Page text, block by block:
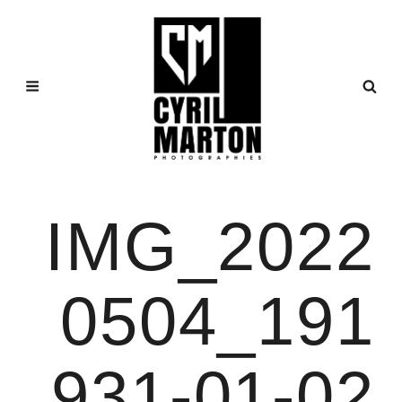
IMG_2022
0504_191